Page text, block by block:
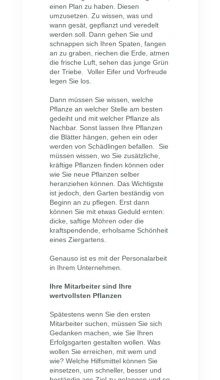
einen Plan zu haben. Diesen
umzusetzen. Zu wissen, was und
wann gesät, gepflanzt und veredelt
werden soll. Dann gehen Sie und
schnappen sich Ihren Spaten, fangen
an zu graben, riechen die Erde, atmen
die frische Luft, sehen das junge Grün
der Triebe. Voller Eifer und Vorfreude
legen Sie los.
Dann müssen Sie wissen, welche
Pflanze an welcher Stelle am besten
gedeiht und mit welcher Pflanze als
Nachbar. Sonst lassen Ihre Pflanzen
die Blätter hängen, gehen ein oder
werden von Schädlingen befallen. Sie
müssen wissen, wo Sie zusätzliche,
kräftige Pflanzen finden können oder
wie Sie neue Pflanzen selber
heranziehen können. Das Wichtigste
ist jedoch, den Garten beständig von
Beginn an zu pflegen. Erst dann
können Sie mit etwas Geduld ernten:
dicke, saftige Möhren oder die
kraftspendende, erholsame Schönheit
eines Ziergartens.
Genauso ist es mit der Personalarbeit
in Ihrem Unternehmen.
Ihre Mitarbeiter sind Ihre
wertvollsten Pflanzen
Spätestens wenn Sie den ersten
Mitarbeiter suchen, müssen Sie sich
Gedanken machen, wie Sie Ihren
Erfolgsgarten gestalten wollen. Was
wollen Sie erreichen, mit wem und
wie? Welche Hilfsmittel können Sie
einsetzen, um schneller, besser und